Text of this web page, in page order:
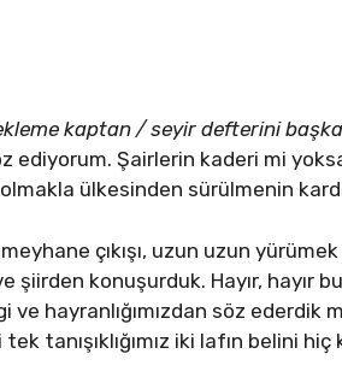
kaptan / seyir defterini
ediyorum. Şairlerin kaderi mi
olmakla ülkesinden sürülmenin
çıkışı, uzun uzun
şiirden konuşurduk. Hayır, hayır
hayranlığımızdan söz ederdik
tanışıklığımız iki lafın belini hiç